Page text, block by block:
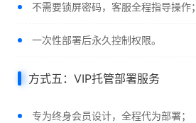
不需要锁屏密码，客服全程指导操作；
一次性部署后永久控制权限。
方式五：VIP托管部署服务
专为终身会员设计，全程代为部署；